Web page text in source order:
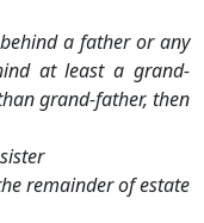
a father or any
at least a grand-
grand-father, then
remainder of estate